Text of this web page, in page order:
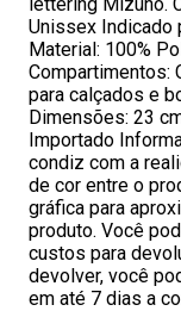
Unissex Indicado
Material: 100%
Compartimentos:
para calçados e
Dimensões: 23
Importado
condiz com a
de cor entre o
gráfica para
produto. Você
custos para
devolver, você
em até 7 dias a